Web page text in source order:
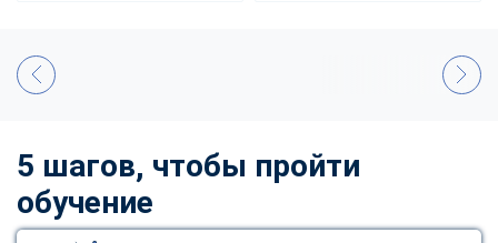
5 шагов, чтобы пройти
обучение